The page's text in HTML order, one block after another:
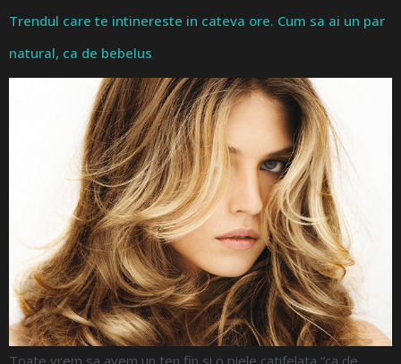
Trendul care te intinereste in cateva ore. Cum sa ai un par
natural, ca de bebelus
Toate vrem sa avem un ten fin si o piele catifelata “ca de